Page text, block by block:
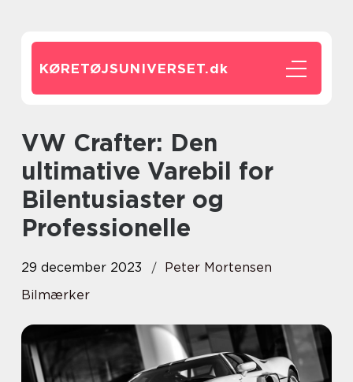
KØRETØJSUNIVERSET.dk
VW Crafter: Den
ultimative Varebil for
Bilentusiaster og
Professionelle
29 december 2023
Peter Mortensen
Bilmærker